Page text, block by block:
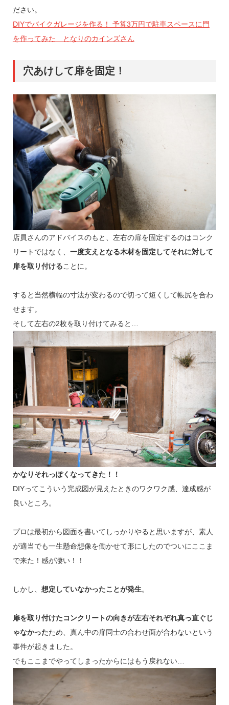
ださい。
DIYでバイクガレージを作る！ 予算3万円で駐車スペースに門
を作ってみた となりのカインズさん
穴あけして扉を固定！
店員さんのアドバイスのもと、左右の扉を固定するのはコンク
リートではなく、 一度支えとなる木材を固定してそれに対して
扉を取り付けることに。
すると当然横幅の寸法が変わるので切って短くして帳尻を合わ
せます。
そして左右の2枚を取り付けてみると…
かなりそれっぽくなってきた！！
DIYってこういう完成図が見えたときのワクワク感、達成感が
良いところ。
プロは最初から図面を書いてしっかりやると思いますが、素人
が適当でも一生懸命想像を働かせて形にしたのでついにここま
で来た！感が凄い！！
しかし、 想定していなかったことが発生。
扉を取り付けたコンクリートの向きが左右それぞれ真っ直ぐじ
ゃなかったため、真ん中の扉同士の合わせ面が合わないという
事件が起きました。
でもここまでやってしまったからにはもう戻れない…